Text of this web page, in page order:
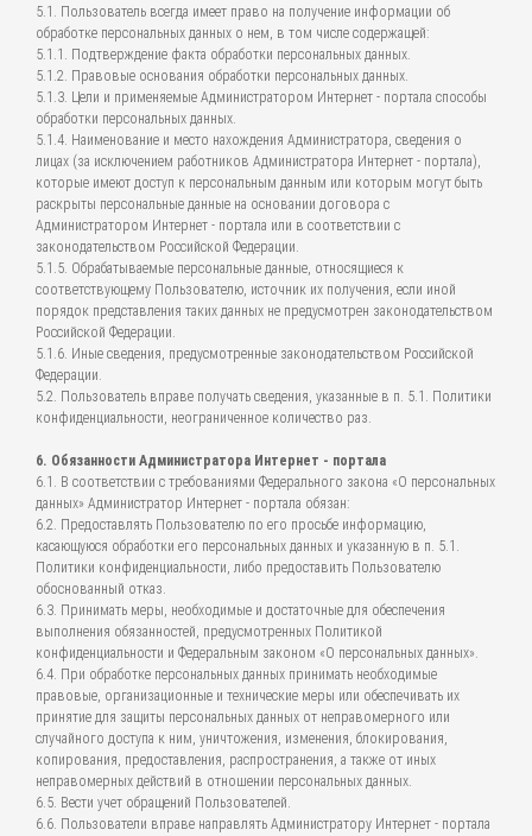
5.1. Пользователь всегда имеет право на получение информации об
обработке персональных данных о нем, в том числе содержащей:
5.1.1. Подтверждение факта обработки персональных данных.
5.1.2. Правовые основания обработки персональных данных.
5.1.3. Цели и применяемые Администратором Интернет - портала способы
обработки персональных данных.
5.1.4. Наименование и место нахождения Администратора, сведения о
лицах (за исключением работников Администратора Интернет - портала),
которые имеют доступ к персональным данным или которым могут быть
раскрыты персональные данные на основании договора с
Администратором Интернет - портала или в соответствии с
законодательством Российской Федерации.
5.1.5. Обрабатываемые персональные данные, относящиеся к
соответствующему Пользователю, источник их получения, если иной
порядок представления таких данных не предусмотрен законодательством
Российской Федерации.
5.1.6. Иные сведения, предусмотренные законодательством Российской
Федерации.
5.2. Пользователь вправе получать сведения, указанные в п. 5.1. Политики
конфиденциальности, неограниченное количество раз.
6. Обязанности Администратора Интернет - портала
6.1. В соответствии с требованиями Федерального закона «О персональных
данных» Администратор Интернет - портала обязан:
6.2. Предоставлять Пользователю по его просьбе информацию,
касающуюся обработки его персональных данных и указанную в п. 5.1.
Политики конфиденциальности, либо предоставить Пользователю
обоснованный отказ.
6.3. Принимать меры, необходимые и достаточные для обеспечения
выполнения обязанностей, предусмотренных Политикой
конфиденциальности и Федеральным законом «О персональных данных».
6.4. При обработке персональных данных принимать необходимые
правовые, организационные и технические меры или обеспечивать их
принятие для защиты персональных данных от неправомерного или
случайного доступа к ним, уничтожения, изменения, блокирования,
копирования, предоставления, распространения, а также от иных
неправомерных действий в отношении персональных данных.
6.5. Вести учет обращений Пользователей.
6.6. Пользователи вправе направлять Администратору Интернет - портала